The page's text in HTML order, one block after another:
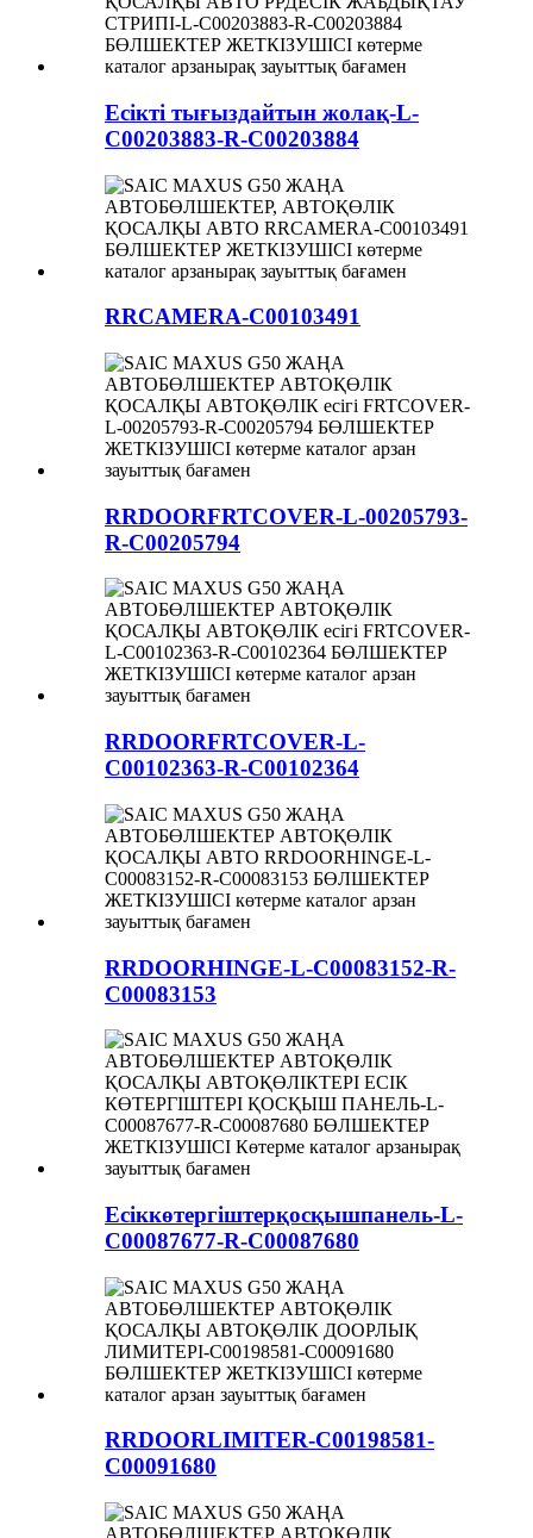
Есікті тығыздайтын жолақ-L-
C00203883-R-C00203884
RRCAMERA-C00103491
RRDOORFRTCOVER-L-00205793-
R-C00205794
RRDOORFRTCOVER-L-
C00102363-R-C00102364
RRDOORHINGE-L-C00083152-R-
C00083153
Есіккөтергіштерқосқышпанель-L-
C00087677-R-C00087680
RRDOORLIMITER-C00198581-
C00091680